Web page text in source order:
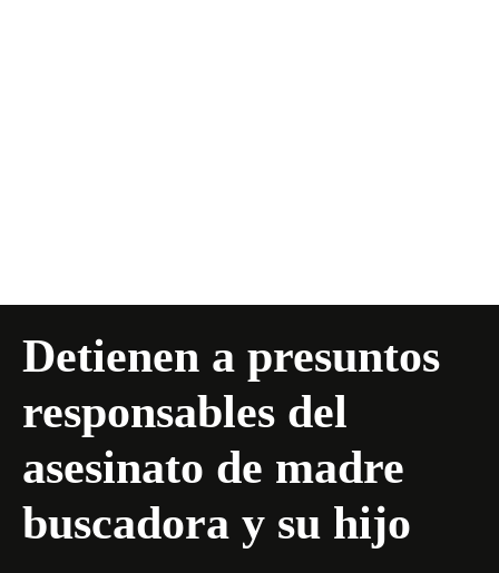
Detienen a presuntos
responsables del
asesinato de madre
buscadora y su hijo